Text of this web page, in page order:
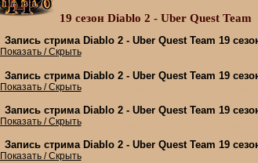
19 сезон Diablo 2 - Uber Quest Team
Запись стрима Diablo 2 - Uber Quest Team 19
Показать / Скрыть
Запись стрима Diablo 2 - Uber Quest Team 19
Показать / Скрыть
Запись стрима Diablo 2 - Uber Quest Team 19
Показать / Скрыть
Запись стрима Diablo 2 - Uber Quest Team 19
Показать / Скрыть